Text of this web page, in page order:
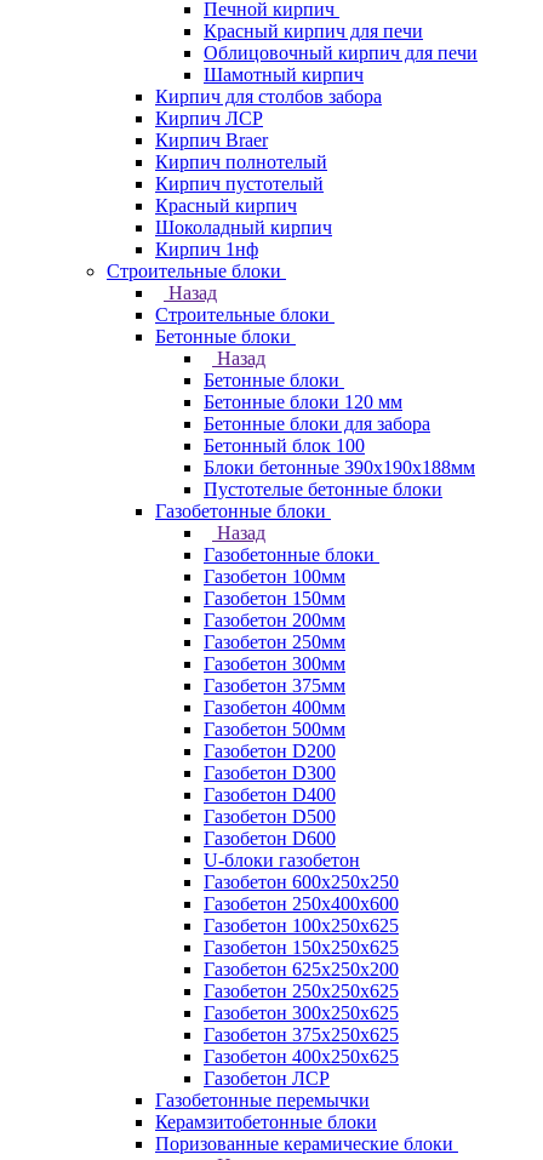
Печной кирпич
Красный кирпич для печи
Облицовочный кирпич для печи
Шамотный кирпич
Кирпич для столбов забора
Кирпич ЛСР
Кирпич Braer
Кирпич полнотелый
Кирпич пустотелый
Красный кирпич
Шоколадный кирпич
Кирпич 1нф
Строительные блоки
Назад
Строительные блоки
Бетонные блоки
Назад
Бетонные блоки
Бетонные блоки 120 мм
Бетонные блоки для забора
Бетонный блок 100
Блоки бетонные 390х190х188мм
Пустотелые бетонные блоки
Газобетонные блоки
Назад
Газобетонные блоки
Газобетон 100мм
Газобетон 150мм
Газобетон 200мм
Газобетон 250мм
Газобетон 300мм
Газобетон 375мм
Газобетон 400мм
Газобетон 500мм
Газобетон D200
Газобетон D300
Газобетон D400
Газобетон D500
Газобетон D600
U-блоки газобетон
Газобетон 600x250x250
Газобетон 250x400x600
Газобетон 100х250х625
Газобетон 150х250х625
Газобетон 625х250х200
Газобетон 250х250х625
Газобетон 300х250х625
Газобетон 375х250х625
Газобетон 400х250х625
Газобетон ЛСР
Газобетонные перемычки
Керамзитобетонные блоки
Поризованные керамические блоки